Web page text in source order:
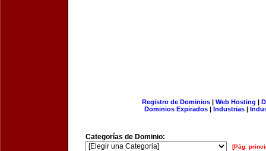
Registro de Dominios| Web Hosting |
Dominios Expirados | Industrias |
Categorías de Dominio:
[Pág.